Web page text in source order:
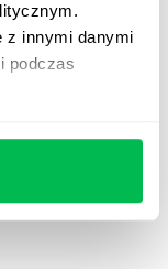
z innymi danymi
podczasbezpieczny